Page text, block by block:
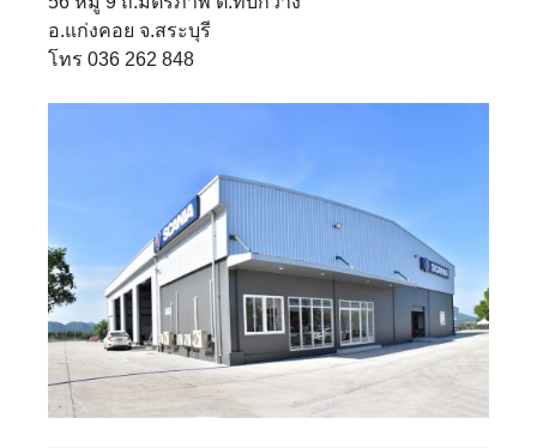
อ.แก่งคอย จ.สระบุรี
โทร 036 262 848